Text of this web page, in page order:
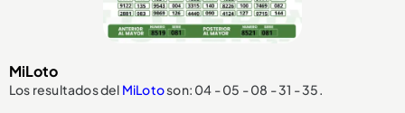
MiLoto
Los resultados del MiLotoson: 04 - 05 - 08 - 31 - 35.